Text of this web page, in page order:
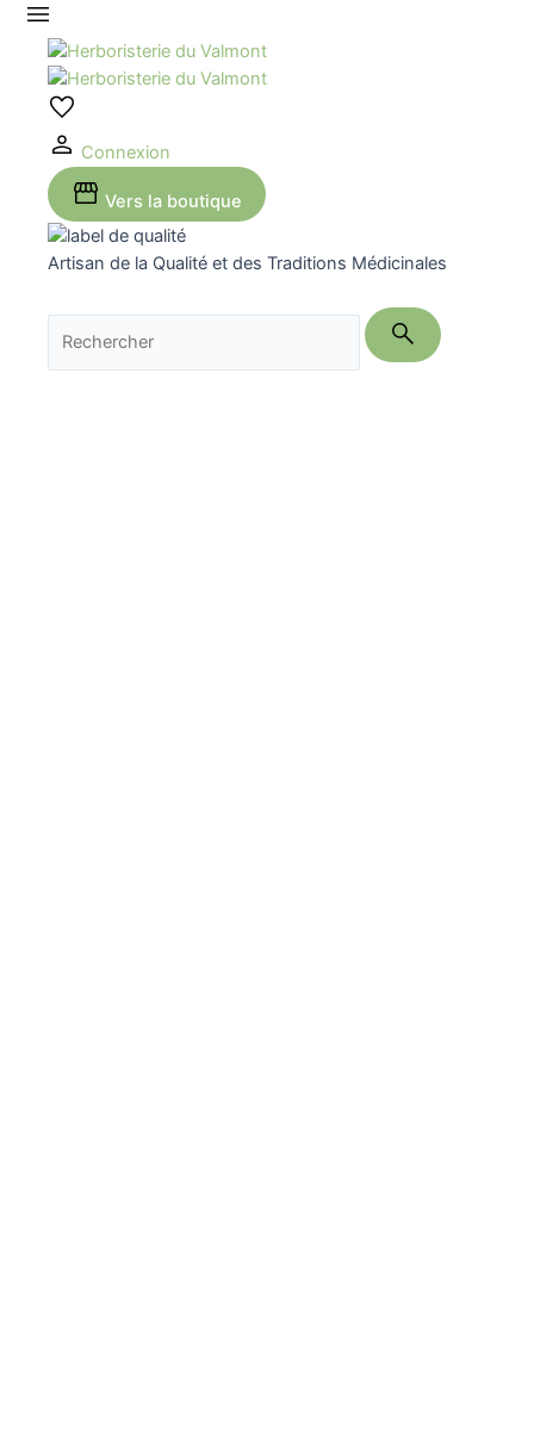
Aller
contenu
Connexion
Vers la boutique
Artisan de la Qualité et des Traditions Médicinales